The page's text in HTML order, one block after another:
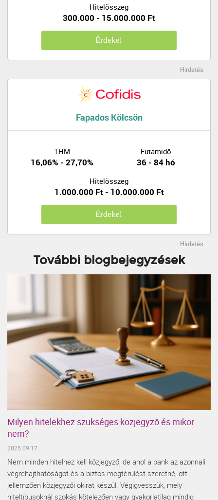
Hitelösszeg
300.000 - 15.000.000 Ft
Érdekel
Hirdetés
Fapados Kölcsön
THM
16,06% - 27,70%
Futamidő
36 - 84 hó
Hitelösszeg
1.000.000 Ft - 10.000.000 Ft
Érdekel
Hirdetés
További blogbejegyzések
Milyen hitelekhez szükséges közjegyző és mikor
nem?
2025.09.17.
Nem minden hitelhez kell közjegyző, de ahol a bank az azonnali
végrehajthatóságot és a biztos megtérülést szeretné, ott
jellemzően közjegyzői okirat készül. Végigvesszük, mely
hiteltípusoknál szokás kötelezően vagy gyakorlatilag mindig